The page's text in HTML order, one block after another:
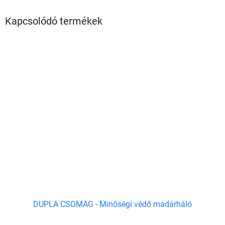
Kapcsolódó termékek
DUPLA CSOMAG - Minőségi védő madárháló